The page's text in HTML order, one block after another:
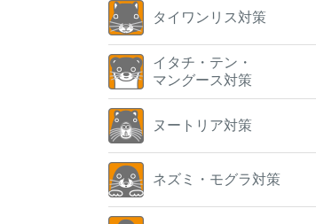
タイワンリス対策
イタチ・テン・
マングース対策
ヌートリア対策
ネズミ・モグラ対策